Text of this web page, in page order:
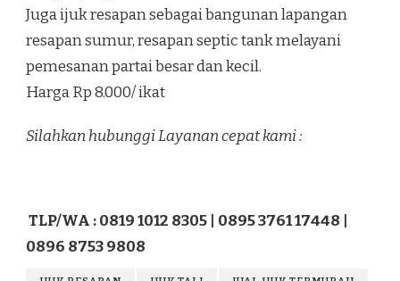
Juga ijuk resapan sebagai bangunan lapangan
resapan sumur, resapan septic tank melayani
pemesanan partai besar dan kecil.
Harga Rp 8.000/ ikat
Silahkan hubunggi Layanan cepat kami :
TLP/WA : 0819 1012 8305 | 0895 3761 17448 |
0896 8753 9808